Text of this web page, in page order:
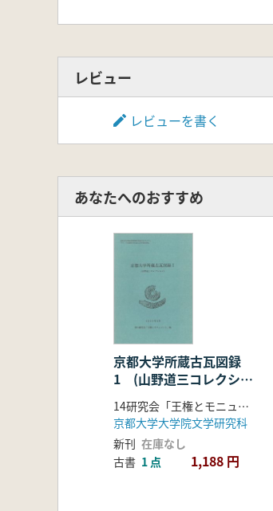
レビュー
レビューを書く
あなたへのおすすめ
京都大学所蔵古瓦図録
1 (山野道三コレクショ
14研究会「王権とモニュメント」 編
京都大学大学院文学研究科
新刊 在庫なし
古書 1 点 1,188 円